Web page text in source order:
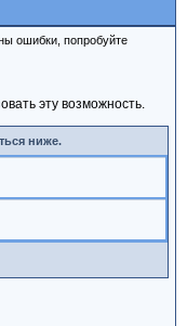
ошибки, попробуйте
эту возможность.
ниже.